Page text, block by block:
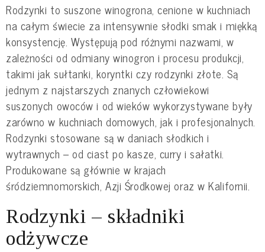
Rodzynki to suszone winogrona, cenione w kuchniach
na całym świecie za intensywnie słodki smak i miękką
konsystencję. Występują pod różnymi nazwami, w
zależności od odmiany winogron i procesu produkcji,
takimi jak sułtanki, koryntki czy rodzynki złote. Są
jednym z najstarszych znanych człowiekowi
suszonych owoców i od wieków wykorzystywane były
zarówno w kuchniach domowych, jak i profesjonalnych.
Rodzynki stosowane są w daniach słodkich i
wytrawnych – od ciast po kasze, curry i sałatki.
Produkowane są głównie w krajach
śródziemnomorskich, Azji Środkowej oraz w Kalifornii.
Rodzynki – składniki
odżywcze